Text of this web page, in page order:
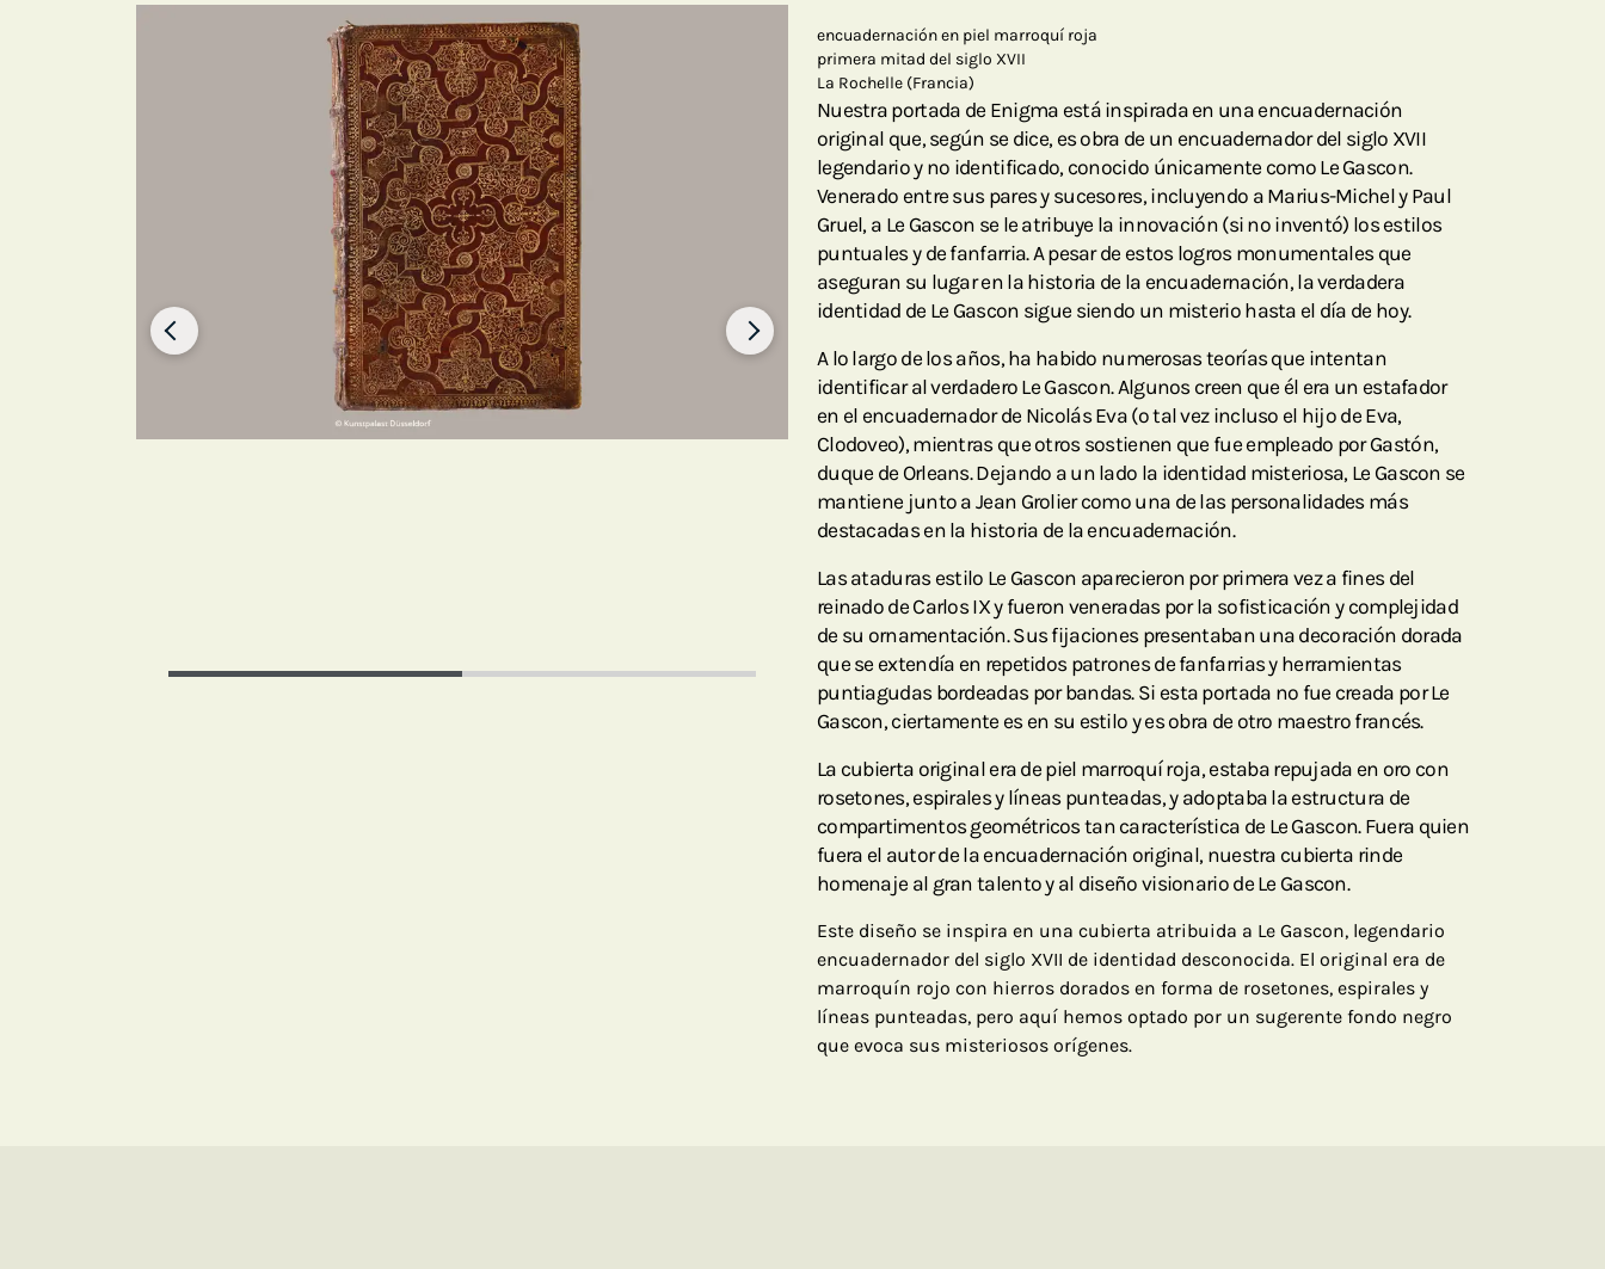
encuadernación en piel marroquí roja
primera mitad del siglo XVII
La Rochelle (Francia)
Nuestra portada de Enigma está inspirada en una encuadernación
original que, según se dice, es obra de un encuadernador del siglo XVII
legendario y no identificado, conocido únicamente como Le Gascon.
Venerado entre sus pares y sucesores, incluyendo a Marius-Michel y Paul
Gruel, a Le Gascon se le atribuye la innovación (si no inventó) los estilos
puntuales y de fanfarria. A pesar de estos logros monumentales que
aseguran su lugar en la historia de la encuadernación, la verdadera
identidad de Le Gascon sigue siendo un misterio hasta el día de hoy.
A lo largo de los años, ha habido numerosas teorías que intentan
identificar al verdadero Le Gascon. Algunos creen que él era un estafador
en el encuadernador de Nicolás Eva (o tal vez incluso el hijo de Eva,
Clodoveo), mientras que otros sostienen que fue empleado por Gastón,
duque de Orleans. Dejando a un lado la identidad misteriosa, Le Gascon se
mantiene junto a Jean Grolier como una de las personalidades más
destacadas en la historia de la encuadernación.
Las ataduras estilo Le Gascon aparecieron por primera vez a fines del
reinado de Carlos IX y fueron veneradas por la sofisticación y complejidad
de su ornamentación. Sus fijaciones presentaban una decoración dorada
que se extendía en repetidos patrones de fanfarrias y herramientas
puntiagudas bordeadas por bandas. Si esta portada no fue creada por Le
Gascon, ciertamente es en su estilo y es obra de otro maestro francés.
La cubierta original era de piel marroquí roja, estaba repujada en oro con
rosetones, espirales y líneas punteadas, y adoptaba la estructura de
compartimentos geométricos tan característica de Le Gascon. Fuera quien
fuera el autor de la encuadernación original, nuestra cubierta rinde
homenaje al gran talento y al diseño visionario de Le Gascon.
Este diseño se inspira en una cubierta atribuida a Le Gascon, legendario
encuadernador del siglo XVII de identidad desconocida. El original era de
marroquín rojo con hierros dorados en forma de rosetones, espirales y
líneas punteadas, pero aquí hemos optado por un sugerente fondo negro
que evoca sus misteriosos orígenes.